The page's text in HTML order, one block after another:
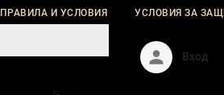
И УСЛОВИЯ УСЛОВИЯ ЗА
Вход